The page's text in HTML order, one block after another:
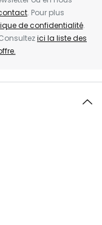
. Pour plus
de confidentialité.
ici la liste des